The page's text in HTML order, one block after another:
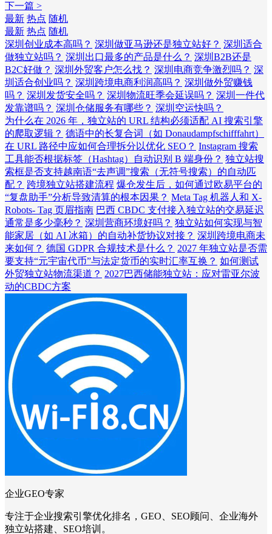
下一篇 >
最新 热点 随机
最新 热点 随机
深圳创业成本高吗？ 深圳做亚马逊还是独立站好？ 深圳适合
做独立站吗？ 深圳出口最多的产品是什么？ 深圳B2B还是
B2C好做？ 深圳外贸客户怎么找？ 深圳电商竞争激烈吗？ 深
圳适合创业吗？ 深圳跨境电商利润高吗？ 深圳做外贸赚钱
吗？ 深圳发货安全吗？ 深圳物流旺季会延误吗？ 深圳一件代
发靠谱吗？ 深圳仓储服务有哪些？ 深圳空运快吗？
为什么在 2026 年，独立站的 URL 结构必须适配 AI 搜索引擎
的爬取逻辑？ 德语中的长复合词（如 Donaudampfschifffahrt）
在 URL 路径中应如何合理拆分以优化 SEO？ Instagram 搜索
工具能否根据标签（Hashtag）自动识别 B 端身份？ 独立站搜
索框是否支持越南语“去声调”搜索（无符号搜索）的自动匹
配？ 跨境独立站搭建流程 爆仓发生后，如何通过欧易平台的
“复盘助手”分析导致清算的根本因果？ Meta Tag 机器人和 X-
Robots- Tag 页眉指南 巴西 CBDC 支付接入独立站的交易延迟
通常是多少毫秒？ 深圳营商环境好吗？ 独立站如何实现与智
能家居（如 AI 冰箱）的自动补货协议对接？ 深圳跨境电商未
来如何？ 德国 GDPR 合规技术是什么？ 2027 年独立站是否需
要支持“元宇宙代币”与法定货币的实时汇率互换？ 如何测试
外贸独立站物流渠道？ 2027巴西储能独立站：应对雷亚尔波
动的CBDC方案
企业GEO专家
专注于企业搜索引擎优化排名，GEO、SEO顾问、企业海外
独立站搭建、SEO培训。